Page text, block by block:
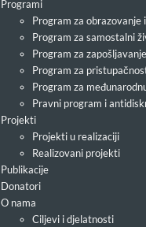
Programi
Program za obrazovanje
Program za samostalni
Program za
Program za
Program za
Pravni program i
Projekti
Projekti u realizaciji
Realizovani projekti
Publikacije
Donatori
O nama
Ciljevi i djelatnosti